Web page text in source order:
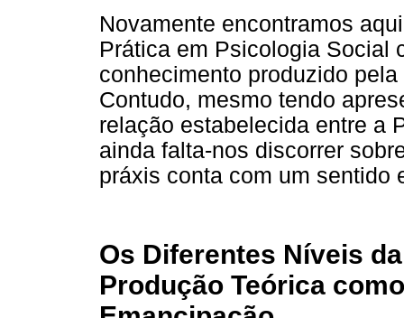
Novamente encontramos
Prática em Psicologia Social
conhecimento produzido
Contudo, mesmo tendo
relação estabelecida entre a
ainda falta-nos discorrer
práxis conta com um sentido
Os Diferentes Níveis
Produção Teórica